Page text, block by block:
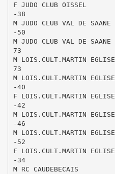
F JUDO CLUB OISSEL
-38
M JUDO CLUB VAL DE SAANE
-50
M JUDO CLUB VAL DE SAANE
73
M LOIS.CULT.MARTIN EGLISE
73
M LOIS.CULT.MARTIN EGLISE
-40
F LOIS.CULT.MARTIN EGLISE
-42
M LOIS.CULT.MARTIN EGLISE
-46
M LOIS.CULT.MARTIN EGLISE
-52
F LOIS.CULT.MARTIN EGLISE
-34
M RC CAUDEBECAIS